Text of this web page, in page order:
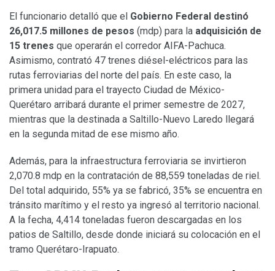
El funcionario detalló que el Gobierno Federal destinó
26,017.5 millones de pesos (mdp) para la adquisición de
15 trenes que operarán el corredor AIFA-Pachuca.
Asimismo, contrató 47 trenes diésel-eléctricos para las
rutas ferroviarias del norte del país. En este caso, la
primera unidad para el trayecto Ciudad de México-
Querétaro arribará durante el primer semestre de 2027,
mientras que la destinada a Saltillo-Nuevo Laredo llegará
en la segunda mitad de ese mismo año.
Además, para la infraestructura ferroviaria se invirtieron
2,070.8 mdp en la contratación de 88,559 toneladas de riel.
Del total adquirido, 55% ya se fabricó, 35% se encuentra en
tránsito marítimo y el resto ya ingresó al territorio nacional.
A la fecha, 4,414 toneladas fueron descargadas en los
patios de Saltillo, desde donde iniciará su colocación en el
tramo Querétaro-Irapuato.